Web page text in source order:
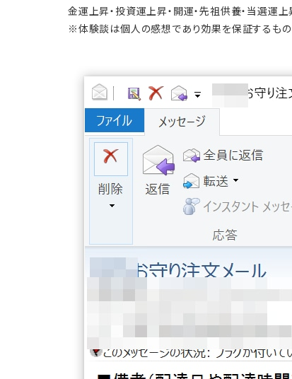
金運上昇・投資運上昇・開運・先祖供養・当選運上
※体験談は個人の感想であり効果を保証するもの